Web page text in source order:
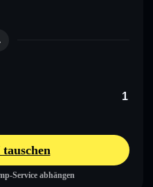
Service abhängen